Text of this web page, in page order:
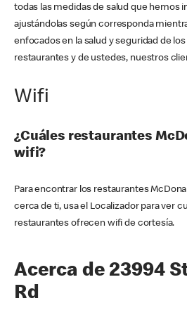
todas las medidas de salud que hemos
ajustándolas según corresponda
enfocados en la salud y seguridad de
restaurantes y de ustedes, nuestros
Wifi
¿Cuáles restaurantes
wifi?
Para encontrar los restaurantes
cerca de ti, usa el Localizador para ver
restaurantes ofrecen wifi de cortesía.
Acerca de 23994
Rd